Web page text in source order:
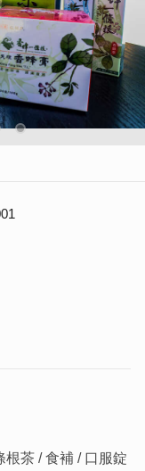
根茶 / 食補 / 口服錠